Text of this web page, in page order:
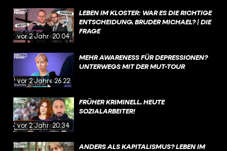
vor 2 Jahren20:04
LEBEN IM KLOSTER: WAR ES DIE RICHTIGE
ENTSCHEIDUNG, BRUDER MICHAEL? | DIE
FRAGE
vor 2 Jahren26:22
MEHR AWARENESS FÜR DEPRESSIONEN?
UNTERWEGS MIT DER MUT-TOUR
vor 2 Jahren20:34
FRÜHER KRIMINELL, HEUTE
SOZIALARBEITER!
ANDERS ALS KAPITALISMUS? LEBEN IM